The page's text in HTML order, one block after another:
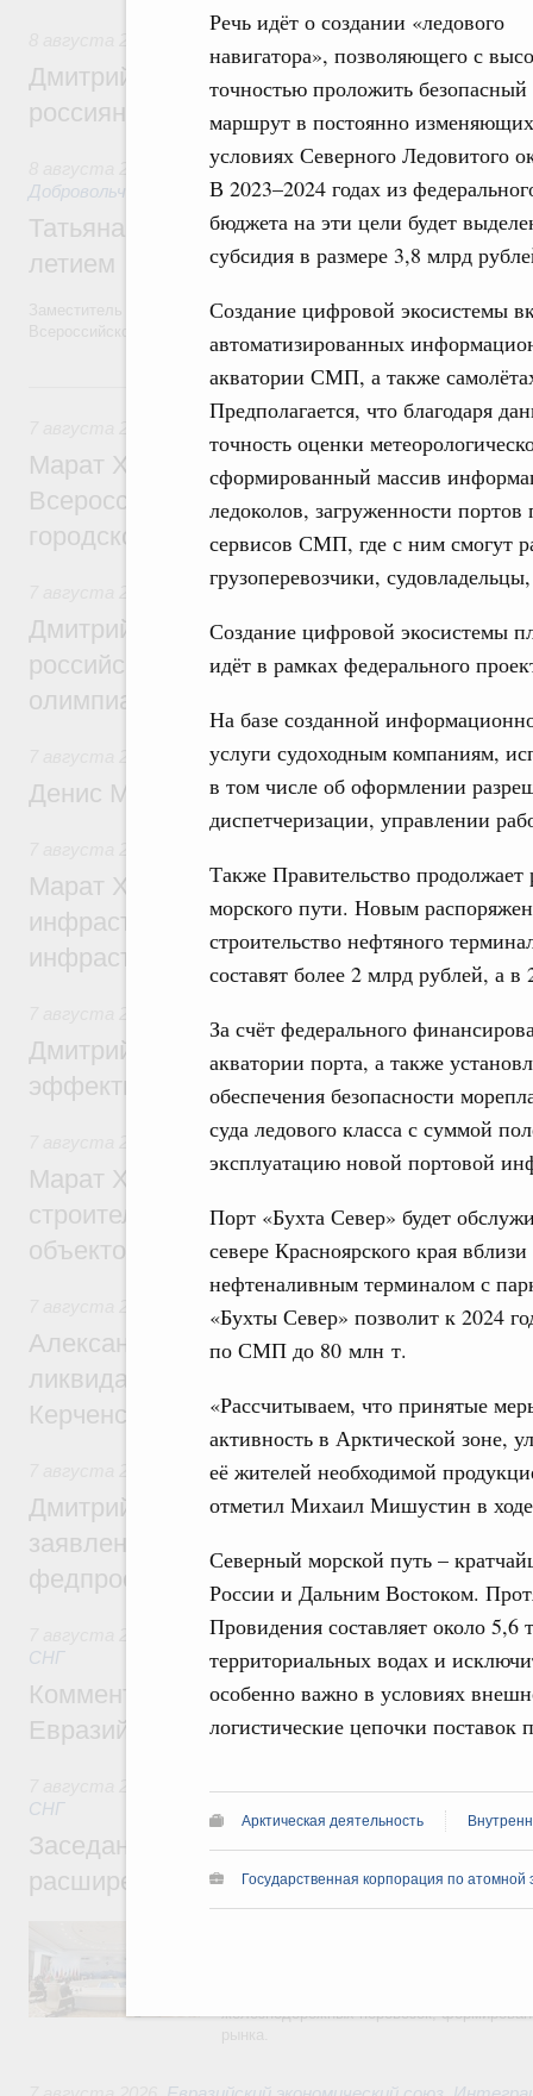
Речь идёт о создании «ледового
навигатора», позволяющего с
точностью проложить безопасный
маршрут в постоянно
условиях Северного Ледовитого
В 2023–2024 годах из
бюджета на эти цели будет
субсидия в размере 3,8 млрд
Создание цифровой экосистемы
автоматизированных
акватории СМП, а также
Предполагается, что благодаря
точность оценки
сформированный массив
ледоколов, загруженности
сервисов СМП, где с ним смогут
грузоперевозчики,
Создание цифровой экосистемы
идёт в рамках федерального
На базе созданной
услуги судоходным компаниям,
в том числе об оформлении
диспетчеризации, управлении
Также Правительство продолжает
морского пути. Новым
строительство нефтяного
составят более 2 млрд рублей, а
За счёт федерального
акватории порта, а также
обеспечения безопасности
суда ледового класса с суммой
эксплуатацию новой портовой
Порт «Бухта Север» будет
севере Красноярского края
нефтеналивным терминалом с
«Бухты Север» позволит к 2024
по СМП до 80 млн т.
«Рассчитываем, что принятые
активность в Арктической зоне,
её жителей необходимой
отметил Михаил Мишустин в
Северный морской путь –
России и Дальним Востоком.
Провидения составляет около
территориальных водах и
особенно важно в условиях
логистические цепочки поставок
Арктическая деятельность
Государственная корпорация по атомной
Спорт высших достижений и массовый
Дмитрий Чернышенко и Михаил
россиян с Днём физкультурника
Социальные инновации. Некоммерческие
Добровольчество и волонтёрство. Благотворительность
Татьяна Голикова поздравила
летием
Заместитель Председателя Правительства Татьяна Голикова
7 августа, пятница
Экономика городов. Городская среда
Марат Хуснуллин провёл заседание
Всероссийского конкурса лучших
городской среды
Отрасль информационных технологий
Дмитрий Чернышенко и Сергей Кравцов
российскую сборную с победой на
олимпиаде по искусственному
Общие вопросы промышленной политики
Денис Мантуров посетил Ярославскую
Марат Хуснуллин: 15 объектов
инфраструктуры построили и обновили
инфраструктурным кредитам
Дмитрий Патрушев: Синхронизация
эффективность поддержки сельских
Экономика городов. Городская среда
Марат Хуснуллин: «Единый заказчик»
строительство и реконструкцию более
объектов
Чрезвычайные ситуации и ликвидация их
Александр Козлов провёл заседание
ликвидации последствий чрезвычайной
Керченском проливе
Среднее профессиональное образование
Дмитрий Чернышенко: Установлен
заявлений от абитуриентов колледжей и
федпроекта «Профессионалитет»
Евразийский экономический союз.
СНГ
Комментарий Алексея Оверчука по
Евразийского межправительственного
СНГ
Заседание Евразийского
расширенном составе
железнодорожных перевозок,